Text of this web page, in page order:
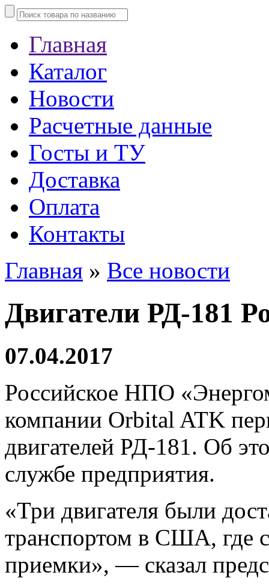
Главная
Каталог
Новости
Расчетные данные
Госты и ТУ
Доставка
Оплата
Контакты
Главная » Все новости
Двигатели РД-181
07.04.2017
Российское НПО
компании Orbital ATK
двигателей РД-181. Об
службе предприятия.
«Три двигателя были
транспортом в США, где
приемки», — сказал